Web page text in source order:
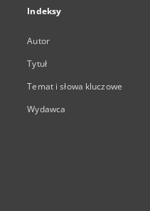
Indeksy
Autor
Tytuł
Temat i słowa kluczowe
Wydawca